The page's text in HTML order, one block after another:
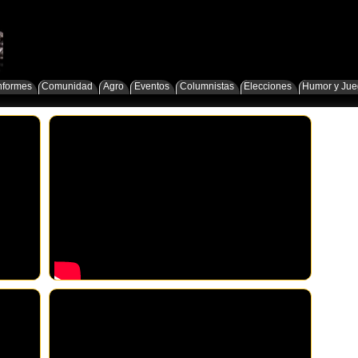
Comunidad Agro Eventos Columnistas Elecciones Humor y
Karina Nuñez